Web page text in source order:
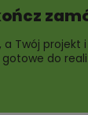
a Twój
gotowe do